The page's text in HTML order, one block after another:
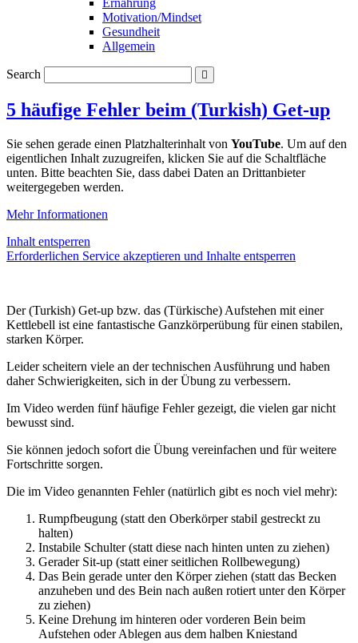
Ernährung
Motivation/Mindset
Gesundheit
Allgemein
Search
5 häufige Fehler beim (Turkish) Get-up
Sie sehen gerade einen Platzhalterinhalt von YouTube. Um auf den
eigentlichen Inhalt zuzugreifen, klicken Sie auf die Schaltfläche
unten. Bitte beachten Sie, dass dabei Daten an Drittanbieter
weitergegeben werden.
Mehr Informationen
Inhalt entsperren
Erforderlichen Service akzeptieren und Inhalte entsperren
Der (Turkish) Get-up bzw. das (Türkische) Aufstehen mit einer
Kettlebell ist eine fantastische Ganzkörperübung für einen stabilen,
starken Körper.
Leider scheitern viele an der technischen Ausführung und haben
daher Schwierigkeiten, sich in der Übung zu verbessern.
Im Video werden fünf häufige Fehler gezeigt, die vielen gar nicht
bewusst sind.
Sie können jedoch sofort die Übung vereinfachen und für weitere
Fortschritte sorgen.
Die im Video genannten Fehler (natürlich gibt es noch viel mehr):
Rumpfbeugung (statt den Oberkörper stabil gestreckt zu
halten)
Instabile Schulter (statt diese nach hinten unten zu ziehen)
Gerader Sit-up (statt einer seitlichen Rollbewegung)
Das Bein gerade unter den Körper ziehen (statt das Becken
anzuheben und des Bein nach außen rotiert unter den Körper
zu ziehen)
Keine Drehung im hinteren oder vorderen Bein beim
Aufstehen oder Ablegen aus dem halben Kniestand